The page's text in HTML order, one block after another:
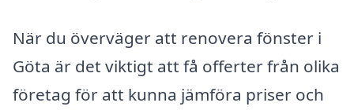
När du överväger att renovera fönster i
Göta är det viktigt att få offerter från olika
företag för att kunna jämföra priser och